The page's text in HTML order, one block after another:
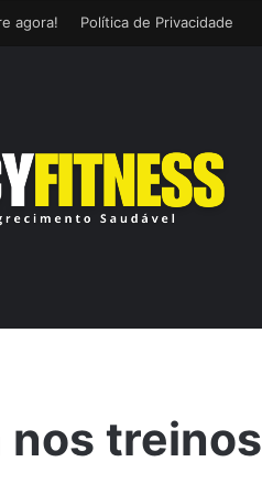
agora! Política de Privacidade
treinos